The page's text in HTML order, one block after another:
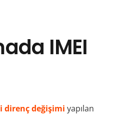
IMEI
direnç değişimi yapılan